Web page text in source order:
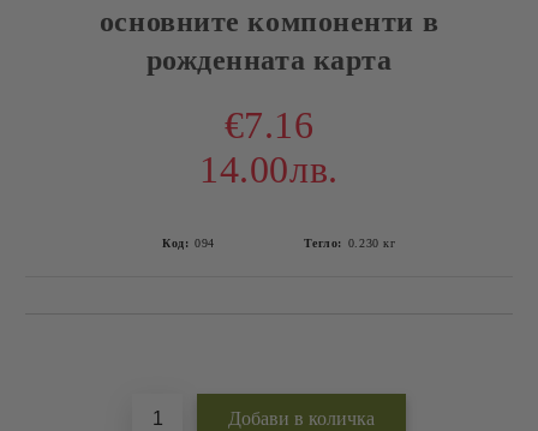
основните компоненти в
рожденната карта
€7.16
14.00лв.
Код: 094 Тегло: 0.230 кг